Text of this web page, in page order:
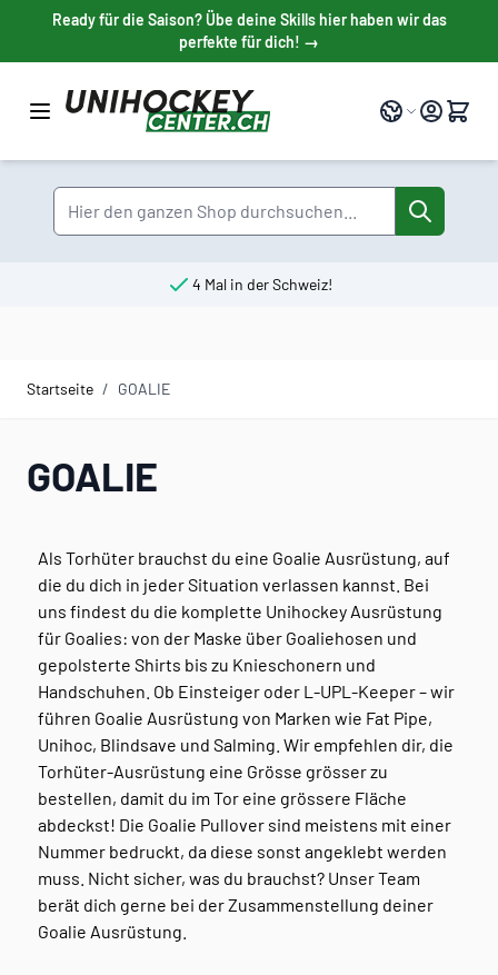
Direkt zum Inhalt
Ready für die Saison? Übe deine Skills hier haben wir das
perfekte für dich! →
Sprache
Suche
4 Mal in der Schweiz!
Startseite / GOALIE
GOALIE
Als Torhüter brauchst du eine Goalie Ausrüstung, auf
die du dich in jeder Situation verlassen kannst. Bei
uns findest du die komplette Unihockey Ausrüstung
für Goalies: von der Maske über Goaliehosen und
gepolsterte Shirts bis zu Knieschonern und
Handschuhen. Ob Einsteiger oder L-UPL-Keeper – wir
führen Goalie Ausrüstung von Marken wie Fat Pipe,
Unihoc, Blindsave und Salming. Wir empfehlen dir, die
Torhüter-Ausrüstung eine Grösse grösser zu
bestellen, damit du im Tor eine grössere Fläche
abdeckst! Die Goalie Pullover sind meistens mit einer
Nummer bedruckt, da diese sonst angeklebt werden
muss. Nicht sicher, was du brauchst? Unser Team
berät dich gerne bei der Zusammenstellung deiner
Goalie Ausrüstung.